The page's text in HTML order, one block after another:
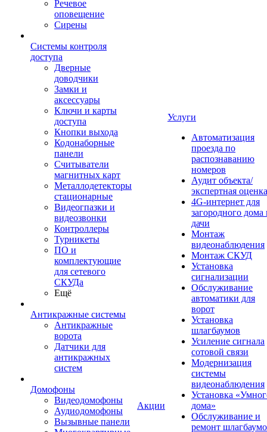
Речевое
оповещение
Сирены
Системы контроля
доступа
Дверные
доводчики
Замки и
аксессуары
Ключи и карты
доступа
Кнопки выхода
Кодонаборные
панели
Считыватели
магнитных карт
Металлодетекторы
стационарные
Видеогпазки и
видеозвонки
Контроллеры
Турникеты
ПО и
комплектующие
для сетевого
СКУДа
Ещё
Антикражные системы
Антикражные
ворота
Датчики для
антикражных
систем
Домофоны
Видеодомофоны
Аудиодомофоны
Вызывные панели
Акции
Услуги
Автоматизация
проезда по
распознаванию
номеров
Аудит объекта/
экспертная оценка
4G-интернет для
загородного дома
дачи
Монтаж
видеонаблюдения
Монтаж СКУД
Установка
сигнализации
Обслуживание
автоматики для
ворот
Установка
шлагбаумов
Усиление сигнала
сотовой связи
Модернизация
системы
видеонаблюдения
Установка
дома»
Обслуживание и
ремонт